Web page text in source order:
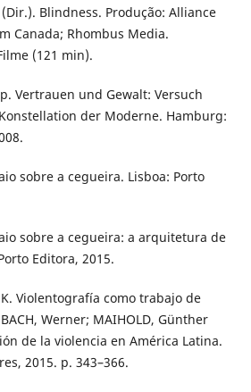
(Dir.). Blindness. Produção: Alliance
Canada; Rhombus Media.
(121 min).
Vertrauen und Gewalt: Versuch
der Moderne. Hamburg:
sobre a cegueira. Lisboa: Porto
sobre a cegueira: a arquitetura de
Editora, 2015.
K. Violentografía como trabajo de
Werner; MAIHOLD, Günther
de la violencia en América Latina.
2015. p. 343–366.